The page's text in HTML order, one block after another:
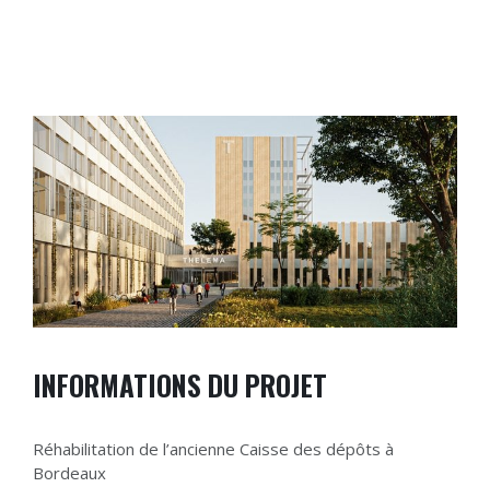
INFORMATIONS DU PROJET
Réhabilitation de l’ancienne Caisse des dépôts à
Bordeaux